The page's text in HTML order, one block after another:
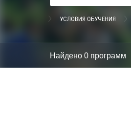
УСЛОВИЯ ОБУЧЕНИЯ
Найдено 0 программ